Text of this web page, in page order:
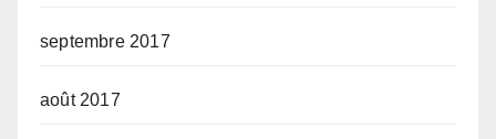
septembre 2017
août 2017